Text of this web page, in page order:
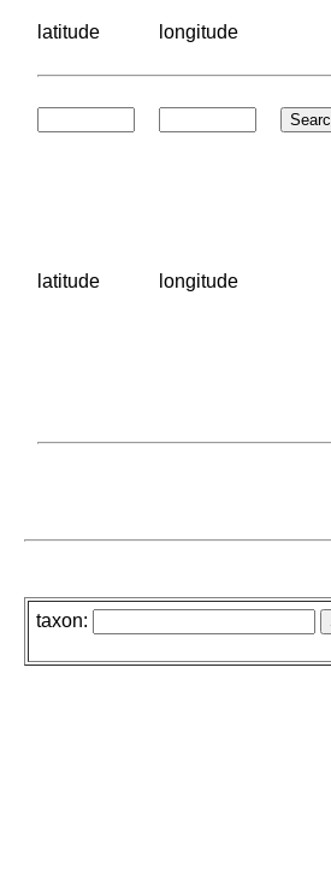
latitude longitude
latitude longitude
taxon: